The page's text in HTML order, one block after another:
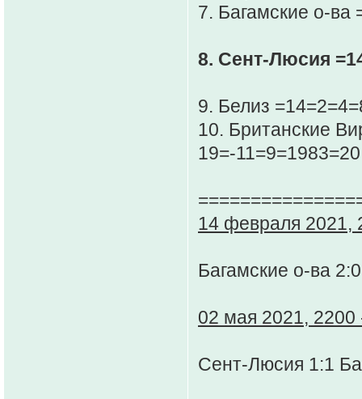
7. Багамские о-ва
8. Сент-Люсия
9. Белиз
10. Британские
19=-
14 февраля 2021,
Багамские о-ва
02 мая 2021, 2200
Сент-Люсия 1:1